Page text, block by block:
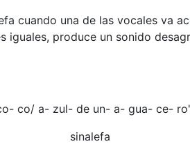
cuando una de las vocales va
iguales, produce un sonido
co/ a- zul- de un- a- gua- ce-
sinalefa